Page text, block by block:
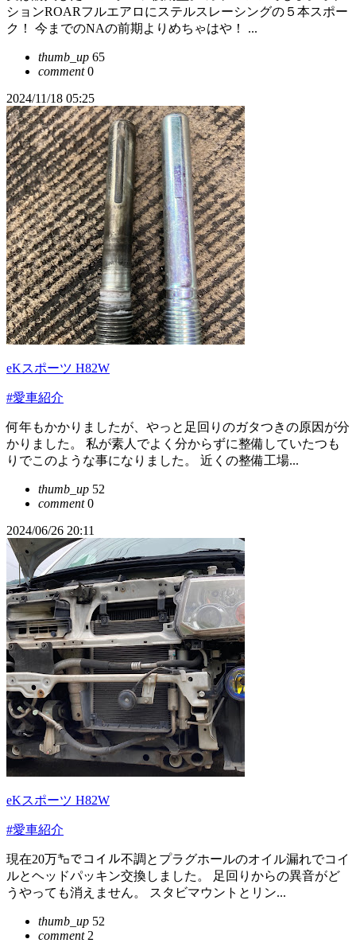
ションROARフルエアロにステルスレーシングの５本スポー
ク！ 今までのNAの前期よりめちゃはや！ ...
thumb_up 65
comment0
2024/11/18 05:25
eKスポーツ H82W
#愛車紹介
何年もかかりましたが、やっと足回りのガタつきの原因が分
かりました。 私が素人でよく分からずに整備していたつも
りでこのような事になりました。 近くの整備工場...
thumb_up 52
comment0
2024/06/26 20:11
eKスポーツ H82W
#愛車紹介
現在20万㌔でコイル不調とプラグホールのオイル漏れでコイ
ルとヘッドパッキン交換しました。 足回りからの異音がど
うやっても消えません。 スタビマウントとリン...
thumb_up 52
comment2